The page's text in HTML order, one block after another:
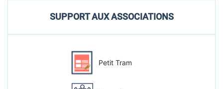
SUPPORT AUX ASSOCIATIONS
Petit Tram